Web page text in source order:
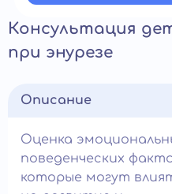
Консультация
при энурезе
Описание
Оценка
поведенческих
которые могут